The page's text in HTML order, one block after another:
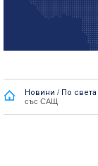
Новини / По света
със САЩ